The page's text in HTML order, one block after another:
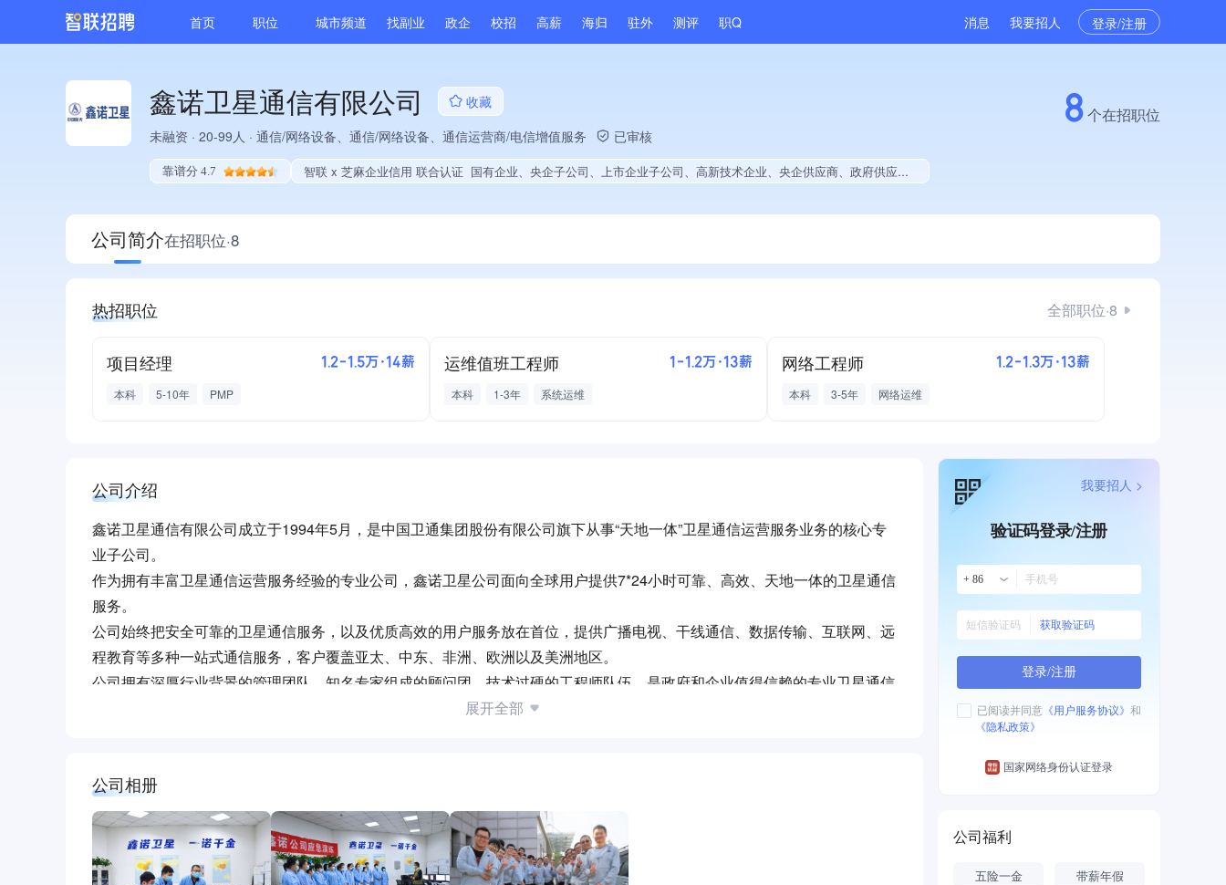
首页 职位 城市频道 找副业 政企 校招 高薪 海归 驻外 测评 职Q 消息 我要招人 登录/注册
鑫诺卫星通信有限公司
收藏
未融资 · 20-99人 · 通信/网络设备、通信/网络设备、通信运营商/电信增值服务 已审核
靠谱分 4.7 智联 x 芝麻企业信用 联合认证 国有企业、央企子公司、上市企业子公司、高新技术企业、央企供应商、政府供应商、上市企业供应商、战略性新兴领域创新能力、薪资水平全省同行前40%、A级纳税人、知名品牌供应商、多产业布局、拥有自主品牌、拥有高价值专利、专利授权量同领域前10%、技术布局行业领先、经营年限全国同行前5%、集团成员、权威管理体系认证、大学生就业贡献、2025年公开项目中标、拥有绿色资质、拥有多项著作权、2025年度软件研发量极速增长、软件研发量位于同行前500
8个在招职位
公司简介在招职位·8
热招职位 全部职位·8
项目经理 1.2-1.5万·14薪
本科 5-10年 PMP
运维值班工程师 1-1.2万·13薪
本科 1-3年 系统运维
网络工程师 1.2-1.3万·13薪
本科 3-5年 网络运维
公司介绍
鑫诺卫星通信有限公司成立于1994年5月，是中国卫通集团股份有限公司旗下从事“天地一体”卫星通信运营服务业务的核心专
业子公司。
作为拥有丰富卫星通信运营服务经验的专业公司，鑫诺卫星公司面向全球用户提供7*24小时可靠、高效、天地一体的卫星通信
服务。
公司始终把安全可靠的卫星通信服务，以及优质高效的用户服务放在首位，提供广播电视、干线通信、数据传输、互联网、远
程教育等多种一站式通信服务，客户覆盖亚太、中东、非洲、欧洲以及美洲地区。
公司拥有深厚行业背景的管理团队、知名专家组成的顾问团、技术过硬的工程师队伍，是政府和企业值得信赖的专业卫星通信
服务提供商。我们的专业咨询服务团队能在第一时间了解您的需求，并尽全力确保您获得及时、满意的卫星通信服务。
展开全部
公司相册
验证码登录/注册
+ 86
获取验证码
登录/注册
已阅读并同意 《用户服务协议》 和
《隐私政策》
国家网络身份认证登录
我要招人 >
公司福利
五险一金 带薪年假